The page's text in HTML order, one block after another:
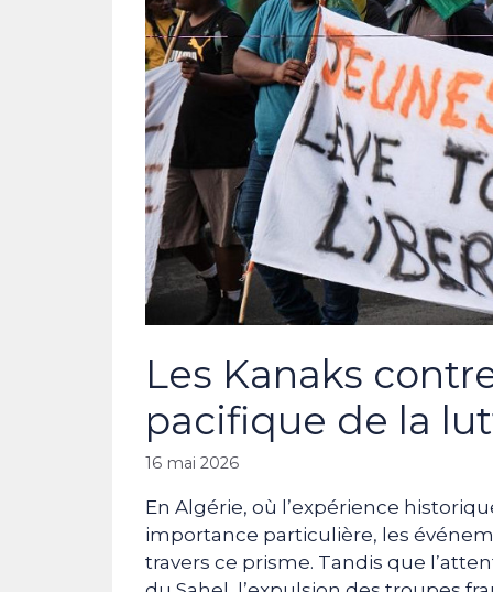
Les Kanaks
pacifique de la
16 mai 2026
En Algérie, où l’expérience
importance particulière, les
travers ce prisme. Tandis que